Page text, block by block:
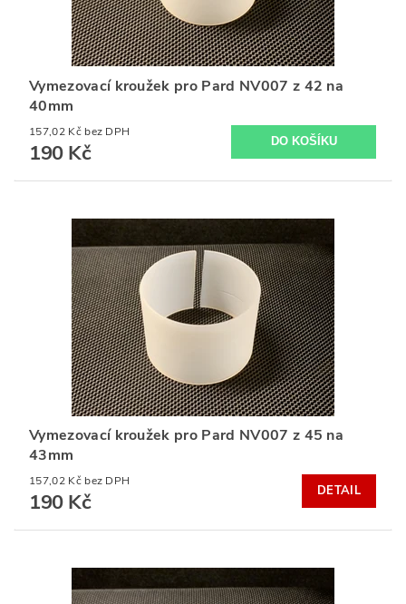
Vymezovací kroužek pro Pard NV007 z 42 na
40mm
157,02 Kč bez DPH
190 Kč
Vymezovací kroužek pro Pard NV007 z 45 na
43mm
157,02 Kč bez DPH
190 Kč DETAIL